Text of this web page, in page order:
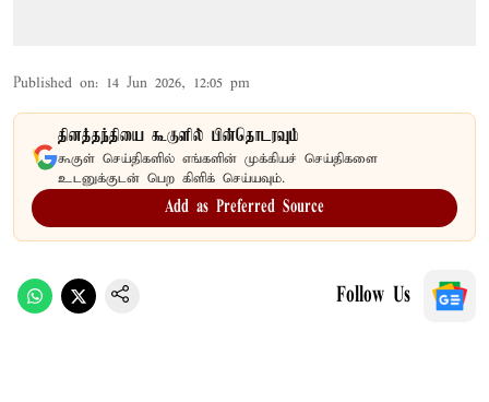
Published on: 14 Jun 2026, 12:05 pm
தினத்தந்தியை கூகுளில் பின்தொடரவும்
கூகுள் செய்திகளில் எங்களின் முக்கியச் செய்திகளை
உடனுக்குடன் பெற கிளிக் செய்யவும்.
Add as Preferred Source
Follow Us